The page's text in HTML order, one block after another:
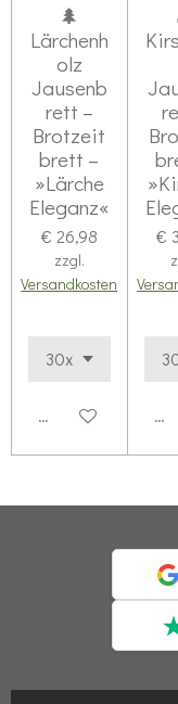
🌲
Lärchenh
olz
Jausenb
rett –
Brotzeit
brett –
»Lärche
Eleganz«
€ 26,98
zzgl.
Versandkosten
Details anzeigen
€